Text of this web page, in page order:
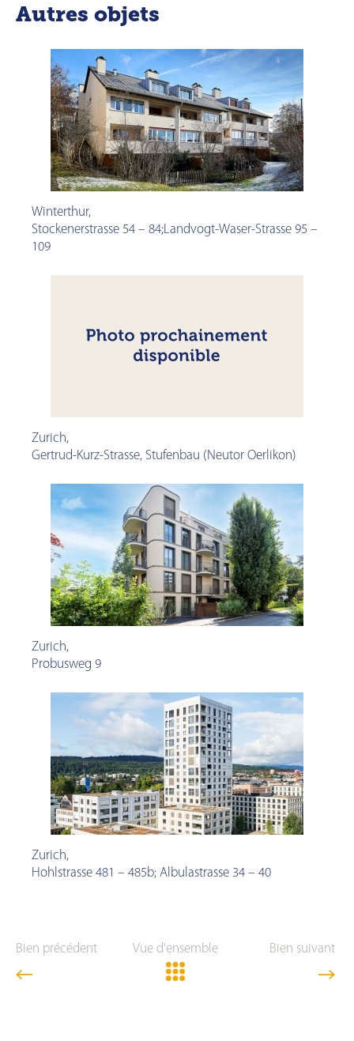
Autres objets
Winterthur,
Stockenerstrasse 54 – 84;Landvogt-Waser-Strasse 95 –
109
Zurich,
Gertrud-Kurz-Strasse, Stufenbau (Neutor Oerlikon)
Zurich,
Probusweg 9
Zurich,
Hohlstrasse 481 – 485b; Albulastrasse 34 – 40
Bien précédent Vue d'ensemble Bien suivant